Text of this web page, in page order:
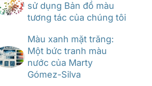
sử dụng Bản đồ màu
tương tác của chúng tôi
Màu xanh mặt trăng:
Một bức tranh màu
nước của Marty
Gómez-Silva